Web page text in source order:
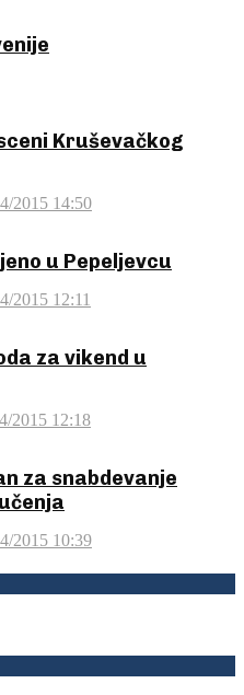
Kruševačkog
2015 14:50
u Pepeljevcu
2015 12:11
za vikend u
2015 12:18
za snabdevanje
2015 10:39